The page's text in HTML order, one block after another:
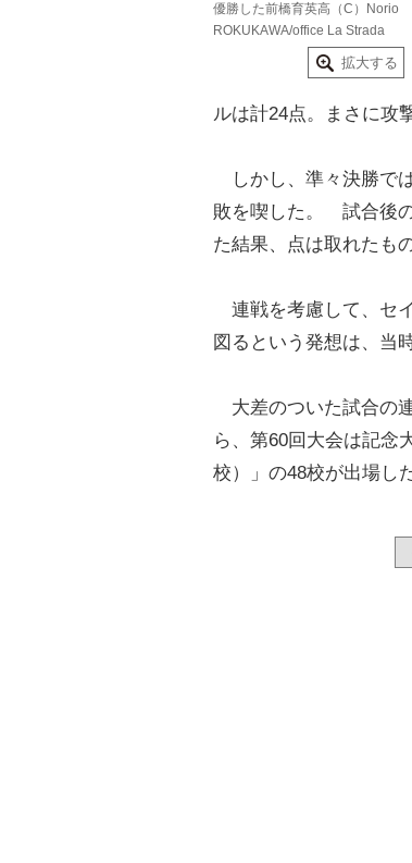
優勝した前橋育英高（C）Norio
ROKUKAWA/office La Strada
拡大する
ルは計24点。まさに攻
しかし、準々決勝で
敗を喫した。 試合後
た結果、点は取れたも
連戦を考慮して、セ
図るという発想は、当
大差のついた試合の
ら、第60回大会は記念
校）」の48校が出場し